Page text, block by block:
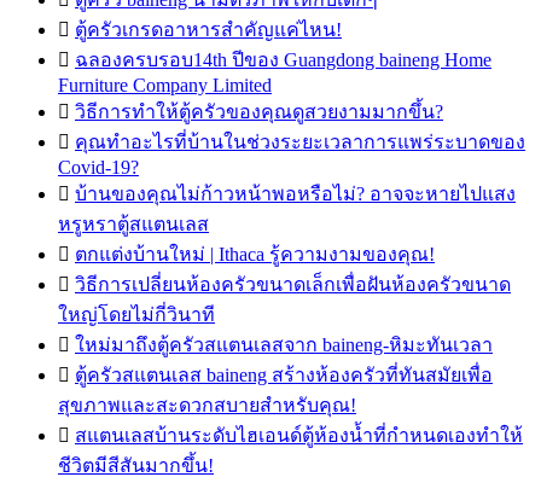
 ตู้ครัวเกรดอาหารสำคัญแค่ไหน!
 ฉลองครบรอบ14th ปีของ Guangdong baineng Home
Furniture Company Limited
 วิธีการทำให้ตู้ครัวของคุณดูสวยงามมากขึ้น?
 คุณทำอะไรที่บ้านในช่วงระยะเวลาการแพร่ระบาดของ
Covid-19?
 บ้านของคุณไม่ก้าวหน้าพอหรือไม่? อาจจะหายไปแสง
หรูหราตู้สแตนเลส
 ตกแต่งบ้านใหม่ | Ithaca รู้ความงามของคุณ!
 วิธีการเปลี่ยนห้องครัวขนาดเล็กเพื่อฝันห้องครัวขนาด
ใหญ่โดยไม่กี่วินาที
 ใหม่มาถึงตู้ครัวสแตนเลสจาก baineng-หิมะทันเวลา
 ตู้ครัวสแตนเลส baineng สร้างห้องครัวที่ทันสมัยเพื่อ
สุขภาพและสะดวกสบายสำหรับคุณ!
 สแตนเลสบ้านระดับไฮเอนด์ตู้ห้องน้ำที่กำหนดเองทำให้
ชีวิตมีสีสันมากขึ้น!